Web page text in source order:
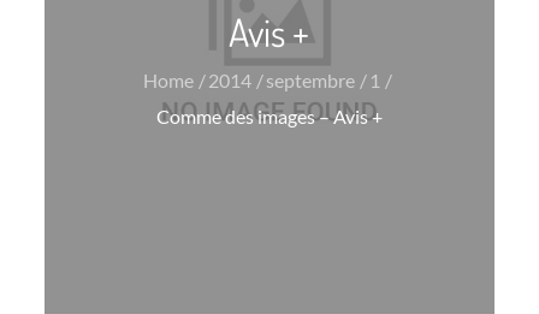
Avis +
Home 2014 septembre
1
Comme des images – Avis +